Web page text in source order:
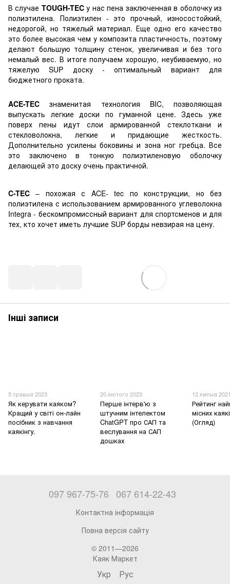
В случае TOUGH-TECу нас пена заключенная в оболочку из
полиэтилена. Полиэтилен - это прочный, износостойкий,
недорогой, но тяжелый материал. Еще одно его качество
это более высокая чем у композита пластичность, поэтому
делают большую толщину стенок, увеличивая и без того
немалый вес. В итоге получаем хорошую, неубиваемую, но
тяжелую SUP доску - оптимальный вариант для
бюджетного проката.
ACE-TEC знаменитая технология BIC, позволяющая
выпускать легкие доски по гуманной цене. Здесь уже
поверх пены идут слои армированной стеклоткани и
стекловолокна, легкие и придающие жесткость.
Дополнительно усилены боковины и зона ног гребца. Все
это заключено в тонкую полиэтиленовую оболочку
делающей это доску очень практичной.
C-TEC – похожая с ACE- tec по конструкции, но без
полиэтилена с использованием армированного углеволокна
Integra - бескомпромиссный вариант для спортсменов и для
тех, кто хочет иметь лучшие SUP борды невзирая на цену.
Інші записи
5 травня 2023
Як керувати каяком?
Кращий у світі он-лайн
посібник з навчання
каякінгу.
20 лютого 2023
Перше інтерв'ю з
штучним інтелектом
ChatGPT про САП та
веслування на САП
дошках
12 липня
Рейтинг
місних
(Огляд)
097 967-75-76 067 614-22-43
Контактна інформація
Повна версія сайту
© 2011—2026
Каяк Маркет
Укр Рус